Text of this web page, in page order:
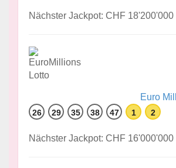
Nächster Jackpot: CHF 18'200'000
Euro
26 29 35 38 47 1 2
Nächster Jackpot: CHF 16'000'000